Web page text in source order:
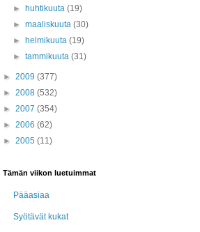
►
huhtikuuta(19)
►maaliskuuta(30)
►
helmikuuta(19)
►tammikuuta(31)
► 2009 (377)
► 2008 (532)
► 2007 (354)
► 2006 (62)
► 2005 (11)
Tämän viikon luetuimmat
Pääasiaa
Syötävät kukat